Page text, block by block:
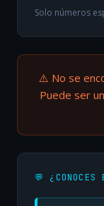
Solo números
⚠️ No se
Puede ser
💬 ¿CONOCES